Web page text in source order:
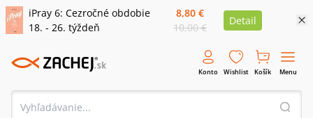
iPray 6: Cezročné obdobie
18. - 26. týždeň
8,80 €
10,00 €
Detail
Konto Wishlist Košík Menu